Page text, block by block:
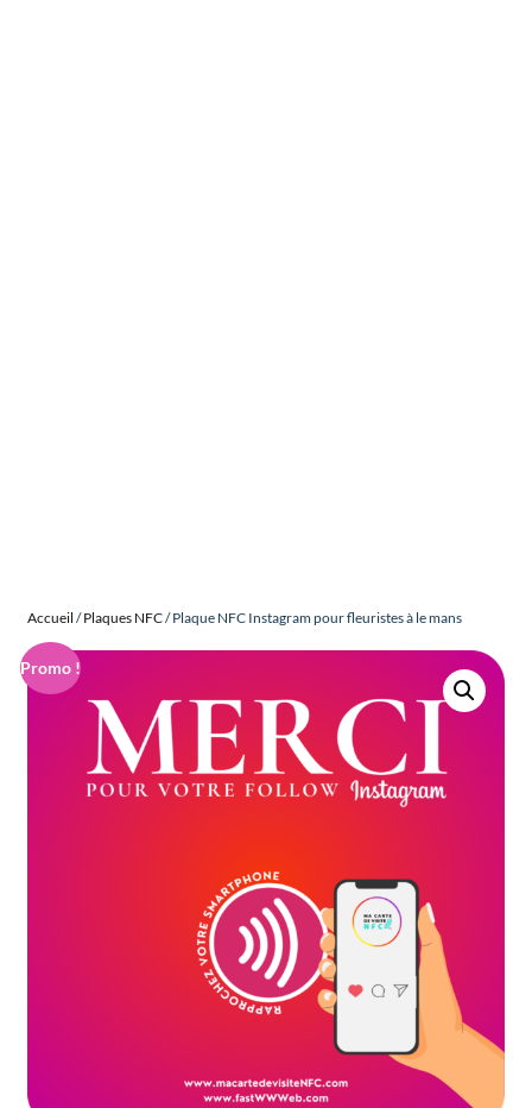
Accueil /Plaques NFC/ Plaque NFC Instagram pour fleuristes à le mans
Promo !